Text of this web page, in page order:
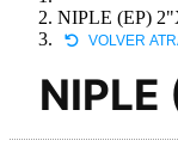
NIPLE (EP)
VOLVER
NIPLE